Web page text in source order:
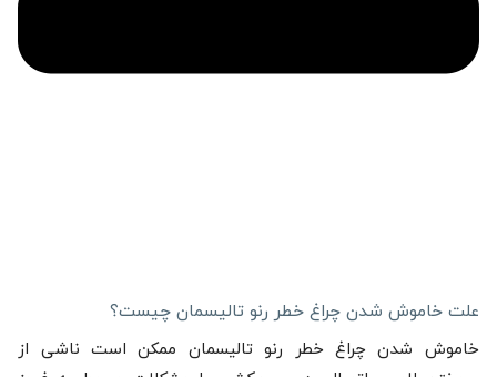
علت خاموش شدن چراغ خطر رنو تالیسمان چیست؟
خاموش شدن چراغ خطر رنو تالیسمان ممکن است ناشی از